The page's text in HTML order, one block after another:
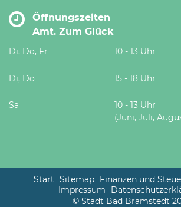
Öffnungszeiten
Amt. Zum Glück
Di, Do, Fr 10 - 13 Uhr
Di, Do 15 - 18 Uhr
Sa
10 - 13 Uhr
(Juni, Juli,
Start Sitemap Finanzen und
Impressum
© Stadt Bad Bramstedt